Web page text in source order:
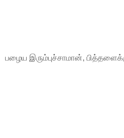
பழைய இரும்புச்சாமான்,